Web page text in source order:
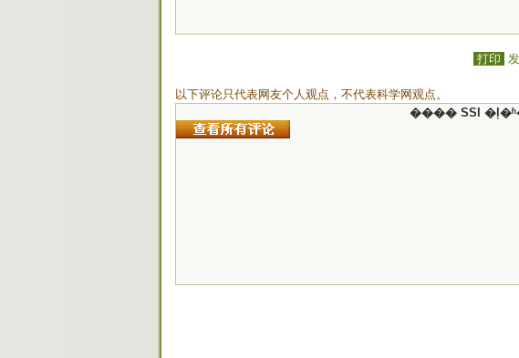
打印
以下评论只代表网友个人观点，不代表科学网观点。
���� SSI